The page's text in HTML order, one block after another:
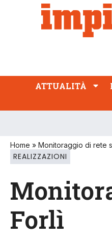
ATTUALITÀ
PROFESSIONE
ATTUALITÀ
Home » Monitoraggio di rete
REALIZZAZIONI
Forlì